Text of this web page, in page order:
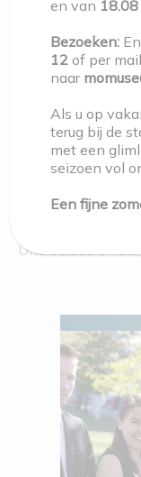
PROJECT
Molenbeek à
Une balade à
en van
Bezoeken:
12 of per mail
naar
Als u op
terug bij de
met een
seizoen vol
Een fijne